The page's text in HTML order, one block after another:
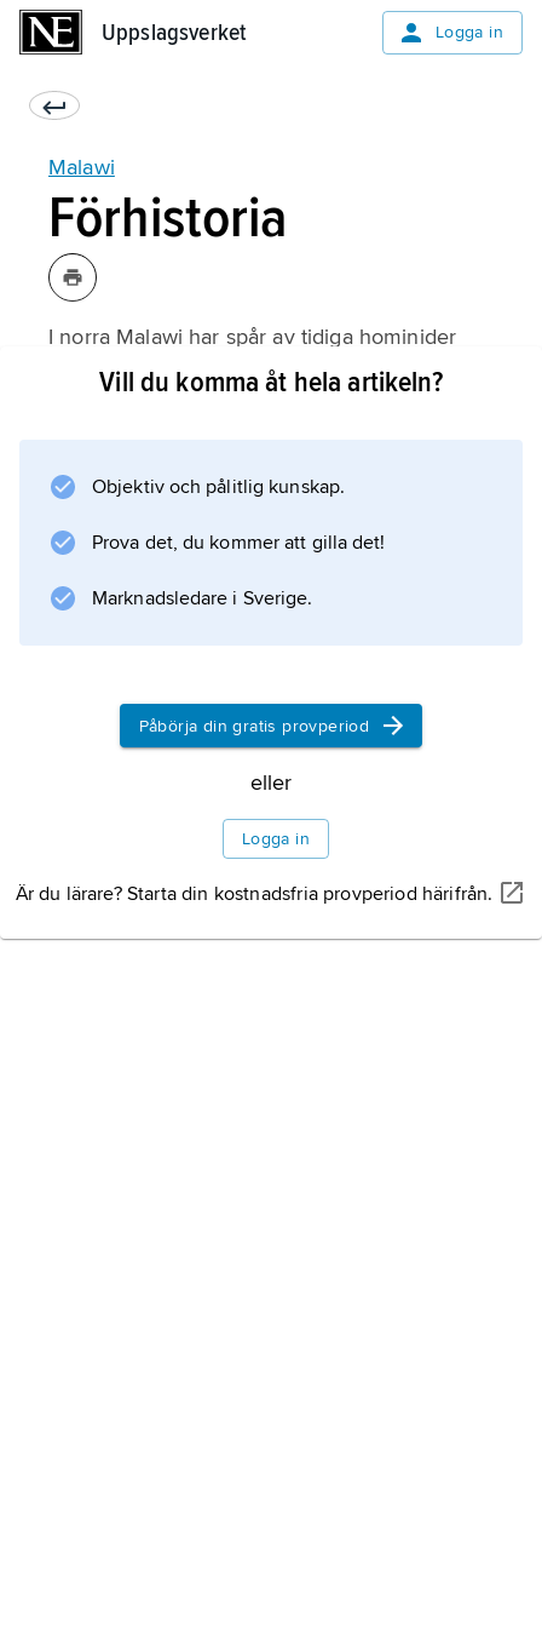
Uppslagsverket Logga in
Malawi
Förhistoria
I norra Malawi har spår av tidiga hominider
påträffats i sjösediment nära Karonga och en
högländerna. Ett rikt fyndmaterial
härstammande från jordbrukssamhällen från
Vill du komma åt hela artikeln?
Objektiv och pålitlig kunskap.
Prova det, du kommer att gilla det!
Marknadsledare i Sverige.
Påbörja din gratis provperiod
eller
Logga in
Är du lärare? Starta din kostnadsfria provperiod härifrån.